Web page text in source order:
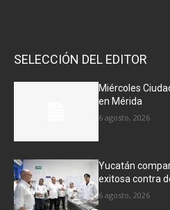
SELECCIÓN DEL EDITOR
Miércoles
en Mérida
6 agosto, 2026
Yucatán
exitosa contra
6 agosto, 2026